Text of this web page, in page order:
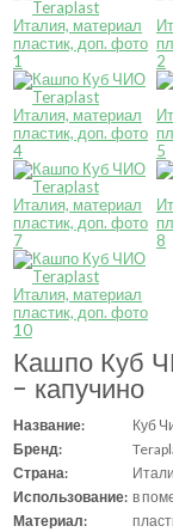
Кашпо Куб
- капучино
Название:
Куб
Бренд:
Страна:
Использование: в
Материал: